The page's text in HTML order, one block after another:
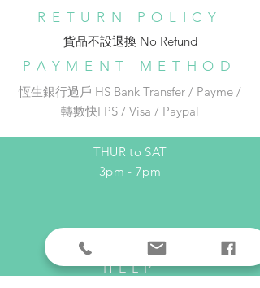
品。寄件後大概3-7個工作天送達。
收件地址在以下連結選出：
https://docs.google.com/forms/d/e
Gwnf7SuTC5Pr_pDzqanAcN3wa-
mRA/viewform ）
️⛩️銅鑼灣東角Laforet 1 樓137號舖
🚇地鐵銅鑼灣 E 出口步行約 1 分鐘
Phone: 852-96542526
OPENING HOURS
THUR to SAT
3pm - 7pm
HELP
RETURN POLICY
貨品不設退換 No Refund​
PAYMENT METHOD
恆生銀行過戶 HS Bank Transfer / Payme /
轉數快FPS / Visa / Paypal